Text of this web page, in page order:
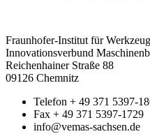
Fraunhofer-Institut für
Innovationsverbund
Reichenhainer Straße 88
09126 Chemnitz
Telefon + 49 371 5397-
Fax + 49 371 5397-1729
info@vemas-sachsen.de